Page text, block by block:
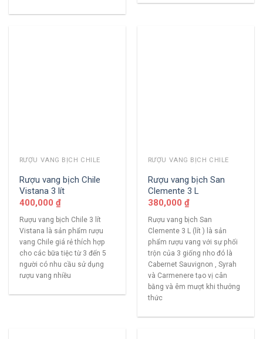
RƯỢU VANG BỊCH CHILE
Rượu vang bịch Chile
Vistana 3 lít
400,000 ₫
Rượu vang bịch Chile 3 lít
Vistana là sản phẩm rượu
vang Chile giá rẻ thích hợp
cho các bữa tiệc từ 3 đến 5
người có nhu cầu sử dụng
rượu vang nhiều
RƯỢU VANG BỊCH CHILE
Rượu vang bịch San
Clemente 3 L
380,000 ₫
Rượu vang bịch San
Clemente 3 L (lít ) là sản
phẩm rượu vang với sự phối
trộn của 3 giống nho đó là
Cabernet Sauvignon , Syrah
và Carmenere tạo vị cân
bằng và êm mượt khi thưởng
thức